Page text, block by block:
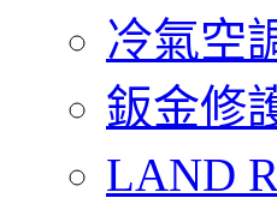
冷氣空
鈑金修
LAND